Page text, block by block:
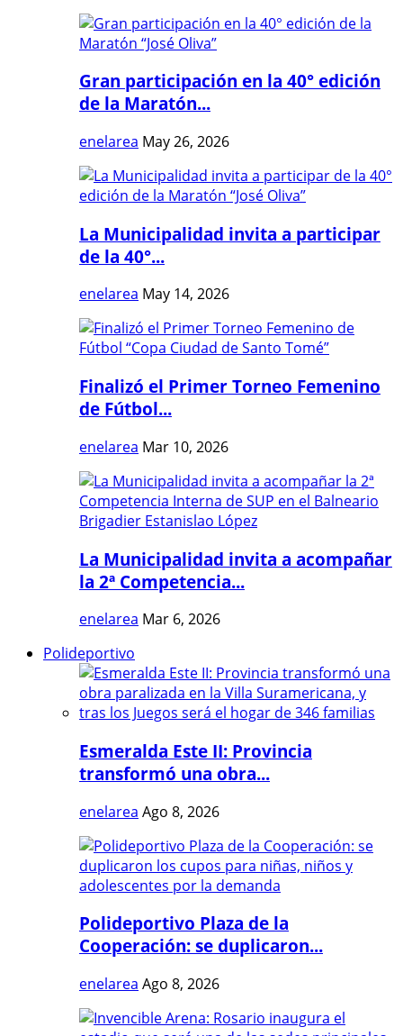
Gran participación en la 40° edición
de la Maratón...
enelarea May 26, 2026
La Municipalidad invita a participar
de la 40°...
enelarea May 14, 2026
Finalizó el Primer Torneo Femenino
de Fútbol...
enelarea Mar 10, 2026
La Municipalidad invita a acompañar
la 2ª Competencia...
enelarea Mar 6, 2026
Polideportivo
Esmeralda Este II: Provincia
transformó una obra...
enelarea Ago 8, 2026
Polideportivo Plaza de la
Cooperación: se duplicaron...
enelarea Ago 8, 2026